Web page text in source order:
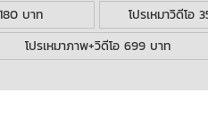
บาท
โปรเหมาวิดีโอ
โปรเหมาภาพ+วิดีโอ 699 บาท